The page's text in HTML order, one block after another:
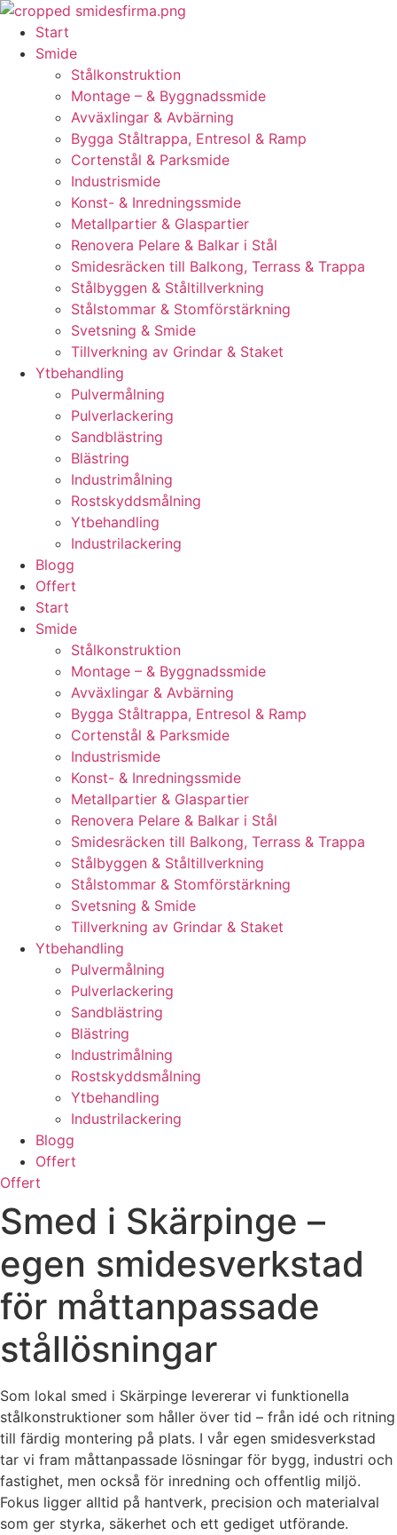
Skip
content
Start
Smide
Stålkonstruktion
Montage – & Byggnadssmide
Avväxlingar & Avbärning
Bygga Ståltrappa, Entresol & Ramp
Cortenstål & Parksmide
Industrismide
Konst- & Inredningssmide
Metallpartier & Glaspartier
Renovera Pelare & Balkar i Stål
Smidesräcken till Balkong, Terrass & Trappa
Stålbyggen & Ståltillverkning
Stålstommar & Stomförstärkning
Svetsning & Smide
Tillverkning av Grindar & Staket
Ytbehandling
Pulvermålning
Pulverlackering
Sandblästring
Blästring
Industrimålning
Rostskyddsmålning
Ytbehandling
Industrilackering
Blogg
Offert
Start
Smide
Stålkonstruktion
Montage – & Byggnadssmide
Avväxlingar & Avbärning
Bygga Ståltrappa, Entresol & Ramp
Cortenstål & Parksmide
Industrismide
Konst- & Inredningssmide
Metallpartier & Glaspartier
Renovera Pelare & Balkar i Stål
Smidesräcken till Balkong, Terrass & Trappa
Stålbyggen & Ståltillverkning
Stålstommar & Stomförstärkning
Svetsning & Smide
Tillverkning av Grindar & Staket
Ytbehandling
Pulvermålning
Pulverlackering
Sandblästring
Blästring
Industrimålning
Rostskyddsmålning
Ytbehandling
Industrilackering
Blogg
Offert
Offert
Smed i Skärpinge –
egen smidesverkstad
för måttanpassade
stållösningar
Som lokal smed i Skärpinge levererar vi funktionella
stålkonstruktioner som håller över tid – från idé och ritning
till färdig montering på plats. I vår egen smidesverkstad
tar vi fram måttanpassade lösningar för bygg, industri och
fastighet, men också för inredning och offentlig miljö.
Fokus ligger alltid på hantverk, precision och materialval
som ger styrka, säkerhet och ett gediget utförande.